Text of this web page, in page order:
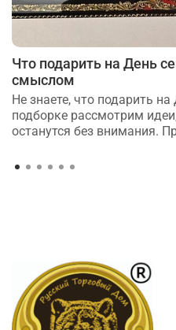
Что подарить на День
смыслом
Не знаете, что подарить
подборке рассмотрим
останутся без внимания.